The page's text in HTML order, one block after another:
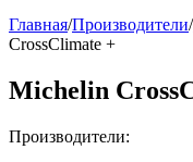
Главная/Производители/
CrossClimate +
Michelin
Производители: